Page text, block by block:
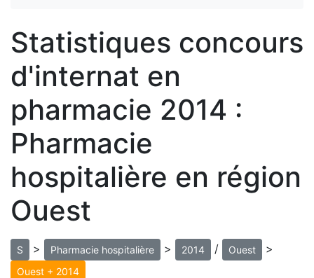
Statistiques concours
d'internat en
pharmacie 2014 :
Pharmacie
hospitalière en région
Ouest
S > Pharmacie hospitalière > 2014 / Ouest >
Ouest + 2014